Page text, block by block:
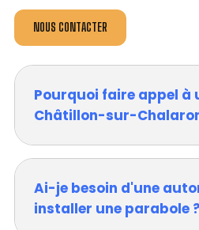
NOUS CONTACTER
Pourquoi faire appel à
Châtillon-sur-
Ai-je besoin d'une
installer une parabole ?